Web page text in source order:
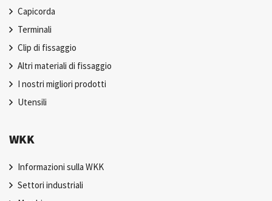
Capicorda
Terminali
Clip di fissaggio
Altri materiali di fissaggio
I nostri migliori prodotti
Utensili
WKK
Informazioni sulla WKK
Settori industriali